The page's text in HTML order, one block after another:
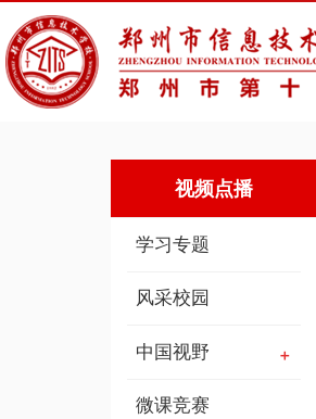
视频点播
学习专题
风采校园
中国视野
微课竞赛